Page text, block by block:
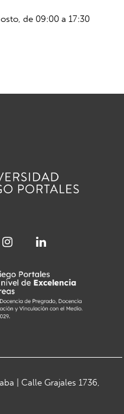
de 09:00 a 17:30
| Calle Grajales 1736,